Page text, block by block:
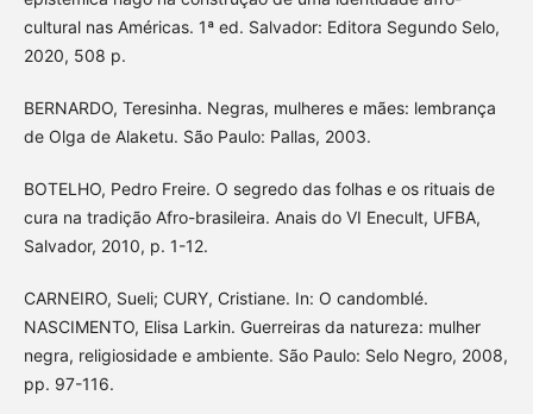
cultural nas Américas. 1ª ed. Salvador: Editora Segundo Selo,
2020, 508 p.
BERNARDO, Teresinha. Negras, mulheres e mães: lembrança
de Olga de Alaketu. São Paulo: Pallas, 2003.
BOTELHO, Pedro Freire. O segredo das folhas e os rituais de
cura na tradição Afro-brasileira. Anais do VI Enecult, UFBA,
Salvador, 2010, p. 1-12.
CARNEIRO, Sueli; CURY, Cristiane. In: O candomblé.
NASCIMENTO, Elisa Larkin. Guerreiras da natureza: mulher
negra, religiosidade e ambiente. São Paulo: Selo Negro, 2008,
pp. 97-116.